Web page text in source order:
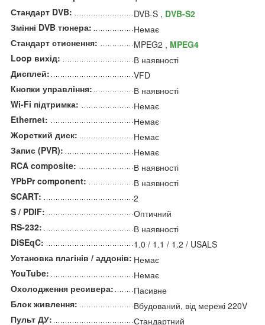
Стандарт DVB:
DVB-S , DVB-S2
Змінні DVB тюнера:
Немає
Стандарт стиснення:
MPEG2 , MPEG4
Loop вихід:
В наявності
Дисплей:
VFD
Кнопки управління:
В наявності
Wi-Fi підтримка:
Немає
Ethernet:
Немає
Жорсткий диск:
Немає
Запис (PVR):
Немає
RCA composite:
В наявності
YPbPr component:
В наявності
SCART:
2
S / PDIF:
Оптичний
RS-232:
В наявності
DiSEqC:
1.0 / 1.1 / 1.2 / USALS
Установка плагінів / аддонів: Немає
YouTube:
Немає
Охолодження ресивера:
Пасивне
Блок живлення:
Вбудований, від мережі 220V
Пульт ДУ:
Стандартний